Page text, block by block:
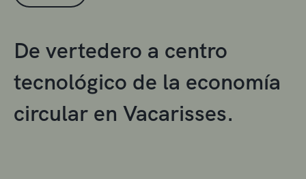
De vertedero a centro
tecnológico de la economía
circular en Vacarisses.